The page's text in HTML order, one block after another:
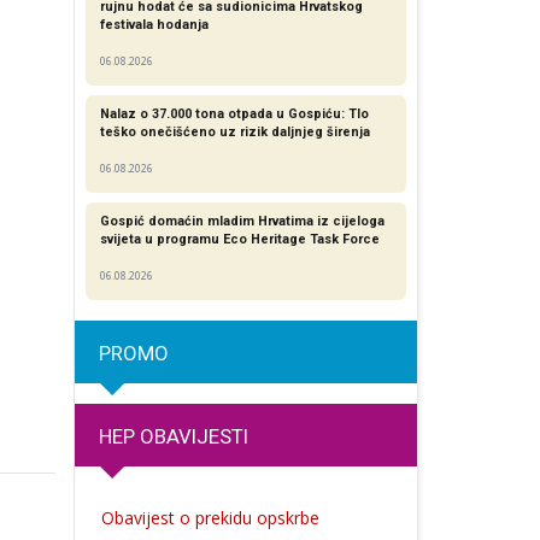
rujnu hodat će sa sudionicima Hrvatskog
festivala hodanja
06.08.2026
Nalaz o 37.000 tona otpada u Gospiću: Tlo
teško onečišćeno uz rizik daljnjeg širenja
06.08.2026
Gospić domaćin mladim Hrvatima iz cijeloga
svijeta u programu Eco Heritage Task Force
06.08.2026
PROMO
HEP OBAVIJESTI
Obavijest o prekidu opskrbe